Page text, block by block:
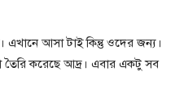
আসা টাই কিন্তু ওদের জন্য।
তৈরি করেছে আদ্র। এবার একটু সব